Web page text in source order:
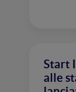
Start
alle